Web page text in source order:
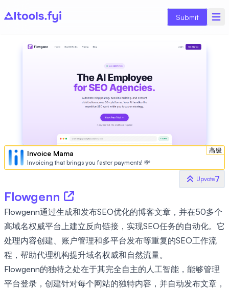
Submit
高级
Invoice Mama
Invoicing that brings you faster payments! 💸
Upvote7
Flowgenn
Flowgenn通过生成和发布SEO优化的博客文章，并在50多个
高域名权威平台上建立反向链接，实现SEO任务的自动化。它
处理内容创建、账户管理和多平台发布等重复的SEO工作流
程，帮助代理机构提升域名权威和自然流量。
Flowgenn的独特之处在于其完全自主的人工智能，能够管理
平台登录，创建针对每个网站的独特内容，并自动发布文章，